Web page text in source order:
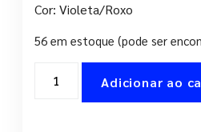
Cor: Violeta/Roxo
56 em estoque (pode ser
Adicionar ao